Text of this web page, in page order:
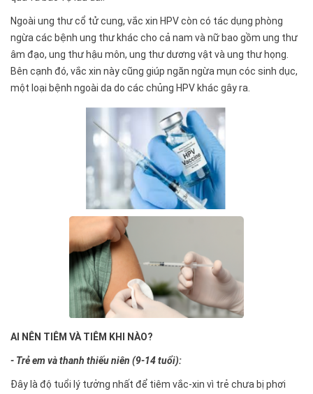
Ngoài ung thư cổ tử cung, vắc xin HPV còn có tác dụng phòng
ngừa các bệnh ung thư khác cho cả nam và nữ bao gồm ung thư
âm đạo, ung thư hậu môn, ung thư dương vật và ung thư họng.
Bên cạnh đó, vắc xin này cũng giúp ngăn ngừa mụn cóc sinh dục,
một loại bệnh ngoài da do các chủng HPV khác gây ra.
AI NÊN TIÊM VÀ TIÊM KHI NÀO?
- Trẻ em và thanh thiếu niên (9-14 tuổi):
Đây là độ tuổi lý tưởng nhất để tiêm vắc-xin vì trẻ chưa bị phơi